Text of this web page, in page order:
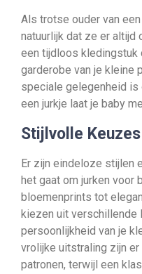
Als trotse ouder van
natuurlijk dat ze er altijd
een tijdloos kledingstuk
garderobe van je kleine
speciale gelegenheid is
een jurkje laat je baby
Stijlvolle Keuzes
Er zijn eindeloze stijlen
het gaat om jurken voor
bloemenprints tot
kiezen uit
persoonlijkheid van je
vrolijke uitstraling zijn
patronen, terwijl een